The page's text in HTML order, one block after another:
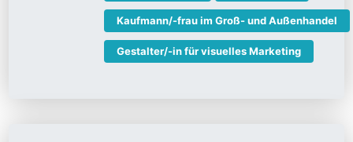
Kaufmann/-frau im Groß- und Außenhandel
Gestalter/-in für visuelles Marketing